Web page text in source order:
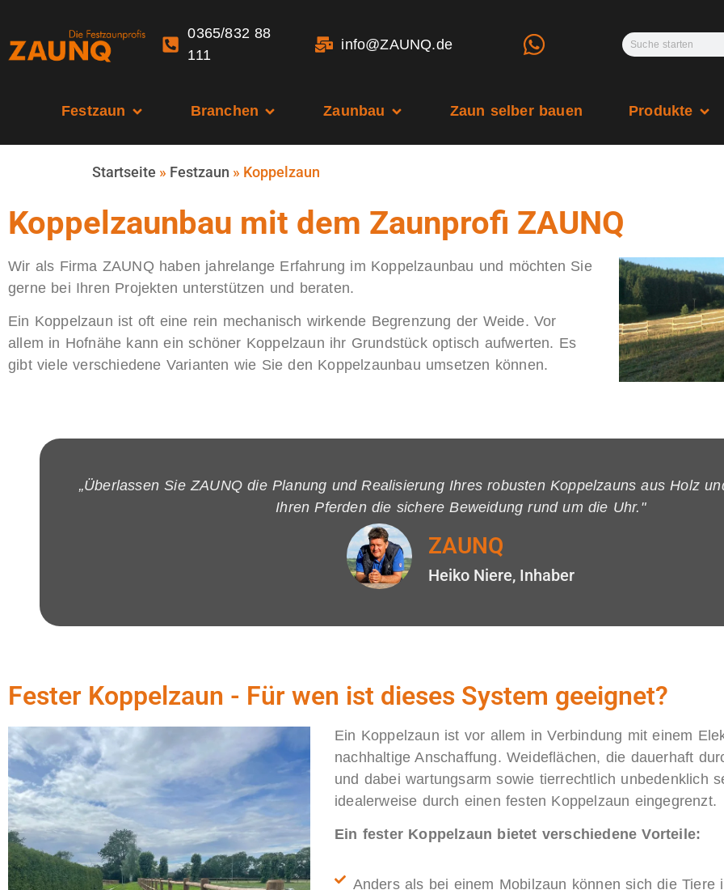
0365/832 88
111
info@ZAUNQ.de
Festzaun Branchen Zaunbau Zaun selber bauen Produkte
Startseite » Festzaun » Koppelzaun
Koppelzaunbau mit dem Zaunprofi ZAUNQ
Wir als Firma ZAUNQ haben jahrelange Erfahrung im Koppelzaunbau und möchten Sie
gerne bei Ihren Projekten unterstützen und beraten.
Ein Koppelzaun ist oft eine rein mechanisch wirkende Begrenzung der Weide. Vor
allem in Hofnähe kann ein schöner Koppelzaun ihr Grundstück optisch aufwerten. Es
gibt viele verschiedene Varianten wie Sie den Koppelzaunbau umsetzen können.
„Überlassen Sie ZAUNQ die Planung und Realisierung Ihres robusten Koppelzauns aus Holz
Ihren Pferden die sichere Beweidung rund um die Uhr."
ZAUNQ
Heiko Niere, Inhaber
Fester Koppelzaun - Für wen ist dieses System geeignet?
Ein Koppelzaun ist vor allem in Verbindung mit einem
nachhaltige Anschaffung. Weideflächen, die dauerhaft
und dabei wartungsarm sowie tierrechtlich unbedenklich
idealerweise durch einen festen Koppelzaun eingegrenzt.
Ein fester Koppelzaun bietet verschiedene Vorteile:
Anders als bei einem Mobilzaun können sich die Tiere